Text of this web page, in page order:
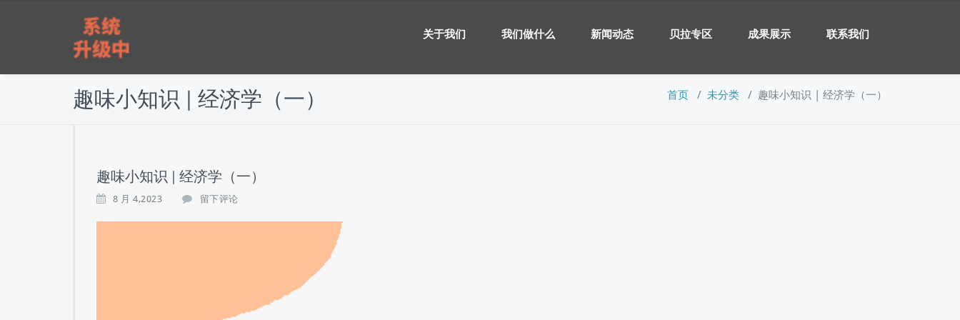
关于我们 我们做什么 新闻动态 贝拉专区 成果展示 联系我们
趣味小知识 | 经济学（一） 首页 / 未分类 / 趣味小知识 | 经济学（一）
趣味小知识 | 经济学（一）
8 月 4,2023 留下评论